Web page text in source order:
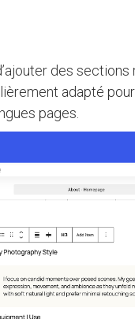
des sections
adapté
pages.